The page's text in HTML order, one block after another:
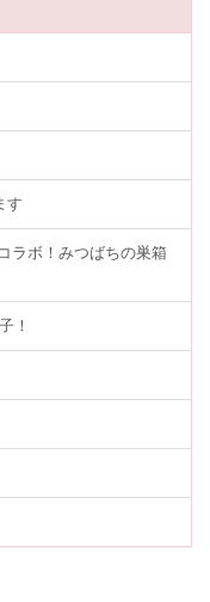
す
ラボ！みつばちの巣箱
！